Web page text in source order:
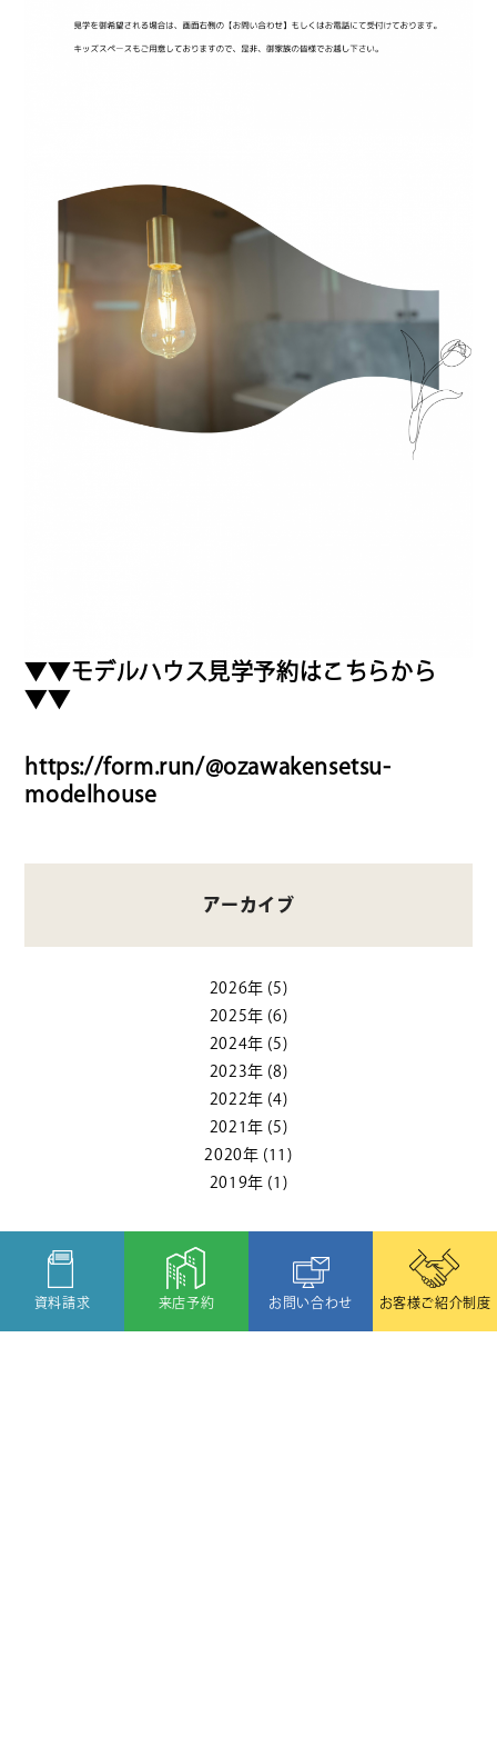
資料請求 来店予約 お問い合わせ お客様ご紹介制度
▼▼モデルハウス見学予約はこちらから
▼▼
https://form.run/@ozawakensetsu-
modelhouse
アーカイブ
2026年 (5)
2025年 (6)
2024年 (5)
2023年 (8)
2022年 (4)
2021年 (5)
2020年 (11)
2019年 (1)